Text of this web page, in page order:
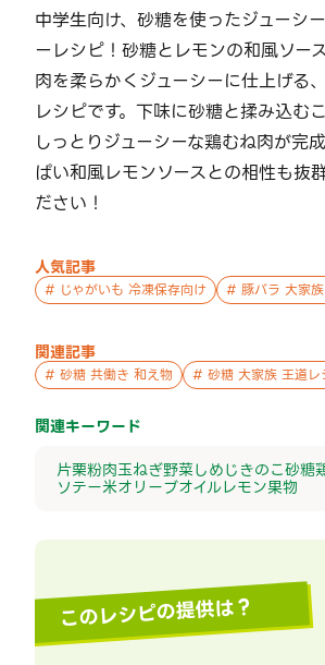
中学生向け、砂糖を使ったジューシ
ーレシピ！砂糖とレモンの和風ソー
肉を柔らかくジューシーに仕上げる
レシピです。下味に砂糖と揉み込む
しっとりジューシーな鶏むね肉が完
ぱい和風レモンソースとの相性も抜
ださい！
人気記事
# じゃがいも 冷凍保存向け # 豚バラ 大家
関連記事
# 砂糖 共働き 和え物 # 砂糖 大家族 王道レ
関連キーワード
片栗粉肉玉ねぎ野菜しめじきのこ砂糖
ソテー米オリーブオイルレモン果物
このレシピの提供は？